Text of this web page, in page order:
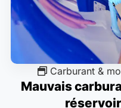
Carburant &
Mauvais